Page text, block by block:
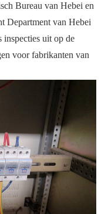
Bureau van Hebei en
Department van Hebei
inspecties uit op de
voor fabrikanten van